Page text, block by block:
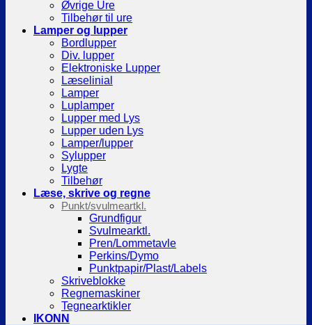
Øvrige Ure
Tilbehør til ure
Lamper og lupper
Bordlupper
Div. lupper
Elektroniske Lupper
Læselinial
Lamper
Luplamper
Lupper med Lys
Lupper uden Lys
Lamper/lupper
Sylupper
Lygte
Tilbehør
Læse, skrive og regne
Punkt/svulmeartkl.
Grundfigur
Svulmearktl.
Pren/Lommetavle
Perkins/Dymo
Punktpapir/Plast/Labels
Skriveblokke
Regnemaskiner
Tegnearktikler
IKONN